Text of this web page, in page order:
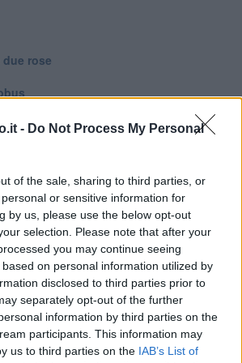
- Do Not Process My Personal
of the sale, sharing to third parties, or
or sensitive information for
by us, please use the below opt-out
selection. Please note that after your
you may continue seeing
on personal information utilized by
disclosed to third parties prior to
separately opt-out of the further
information by third parties on the
participants. This information may
us to third parties on the IAB’s List of
rose
e inerzia della politica
blu
non la luna